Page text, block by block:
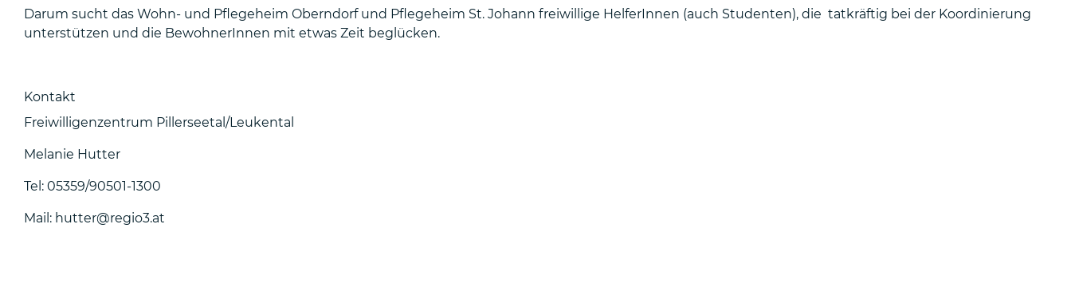
Darum sucht das Wohn- und Pflegeheim Oberndorf und Pflegeheim St. Johann freiwillige HelferInnen (auch Studenten), die tatkräftig bei der Koordinierung
unterstützen und die BewohnerInnen mit etwas Zeit beglücken.
Kontakt
Freiwilligenzentrum Pillerseetal/Leukental
Melanie Hutter
Tel: 05359/90501-1300
Mail: hutter@regio3.at